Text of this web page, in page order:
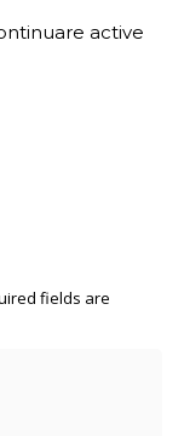
active
fields are